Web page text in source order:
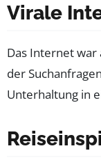
Virale
Das Internet
der
Unterhaltung in